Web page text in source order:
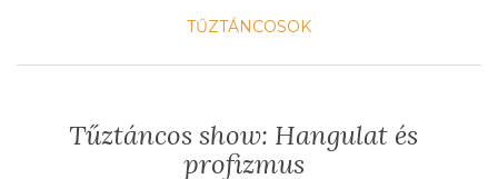
TŰZTÁNCOSOK
Tűztáncos show: Hangulat és
profizmus